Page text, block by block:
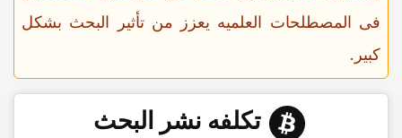
فی المصطلحات العلمیه یعزز من تأثیر البحث بشکل
کبیر.
تکلفه نشر البحث